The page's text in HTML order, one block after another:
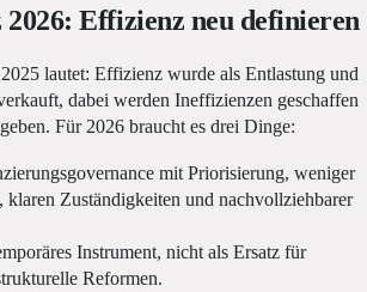
2026: Effizienz neu definieren
lautet: Effizienz wurde als Entlastung und
dabei werden Ineffizienzen geschaffen
Für 2026 braucht es drei Dinge:
mit Priorisierung, weniger
klaren Zuständigkeiten und nachvollziehbarer
Instrument, nicht als Ersatz für
Reformen.